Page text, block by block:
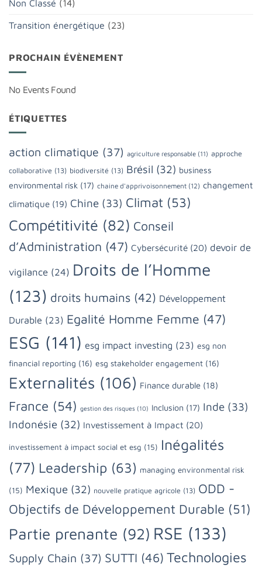
Non Classé (14)
Transition énergétique (23)
PROCHAIN ÉVÈNEMENT
No Events Found
ÉTIQUETTES
action climatique (37) agriculture responsable (11) approche
collaborative (13) biodiversité (13) Brésil (32) business
environmental risk (17) chaine d'apprivoisonnement (12) changement
climatique (19) Chine (33) Climat (53)
Compétitivité (82) Conseil
d’Administration (47) Cybersécurité (20) devoir de
vigilance (24) Droits de l’Homme
(123) droits humains (42) Développement
Durable (23) Egalité Homme Femme (47)
ESG (141) esg impact investing (23) esg non
financial reporting (16) esg stakeholder engagement (16)
Externalités (106) Finance durable (18)
France (54) gestion des risques (10) Inclusion (17) Inde (33)
Indonésie (32) Investissement à Impact (20)
investissement à impact social et esg (15) Inégalités
(77) Leadership (63) managing environmental risk
(15) Mexique (32) nouvelle pratique agricole (13) ODD -
Objectifs de Développement Durable (51)
Partie prenante (92) RSE (133)
Supply Chain (37) SUTTI (46) Technologies